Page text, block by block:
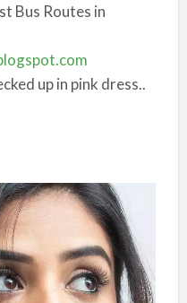
Bus Routes in
up in pink dress..